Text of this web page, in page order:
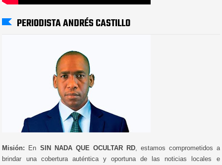
PERIODISTA ANDRÉS CASTILLO
Misión: En SIN NADA QUE OCULTAR RD, estamos comprometidos a
brindar una cobertura auténtica y oportuna de las noticias locales e